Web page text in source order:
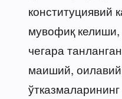
конституциявий
мувофиқ
чегара
маиший,